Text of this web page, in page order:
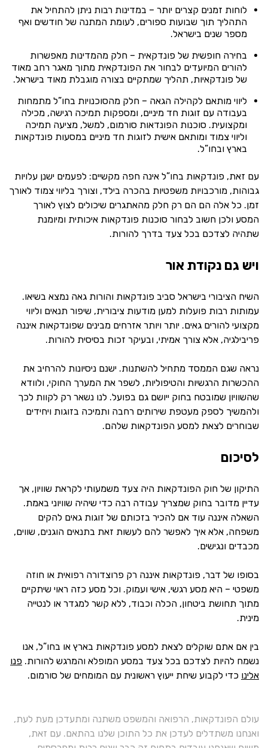
לוחות זמנים קצרים יותר – במדינות רבות ניתן להתחיל את
התהליך תוך שבועות ספורים, לעומת המתנה של חודשים ואף
מספר שנים בישראל.
בחירה חופשית של פונדקאית – חלק מהמדינות מאפשרות
להורים המיועדים לבחור את הפונדקאית מתוך מאגר רחב מאוד
של פונדקאיות, תהליך שמתקיים בצורה מוגבלת מאוד בישראל.
ליווי מותאם לקהילה הגאה – חלק מהסוכנויות בחו”ל מתמחות
בעבודה עם זוגות חד מיניים, ומספקות תמיכה רגישה, מכילה
ומקצועית. סוכנות הפונדאות סורמום, למשל, מציעה תמיכה
וליווי צמוד ומותאם אישית לזוגות חד מיניים במסעות פונדקאות
בארץ ובחו”ל.
עם זאת, פונדקאות בחו”ל אינה חפה מקשיים: לפעמים ישנן עלויות
גבוהות, מורכבויות משפטיות בהכרה בילד, וצורך בליווי צמוד לאורך
זמן. כל אלה הם הם רק חלק מהאתגרים שיכולים לצוץ לאורך
המסע ולכן חשוב לבחור סוכנות פונדקאות איכותית ומיומנת
שתהיה לצדכם בכל צעד בדרך להורות.
ויש גם נקודת אור
השיח הציבורי בישראל סביב פונדקאות והורות גאה נמצא בשיאו.
עמותות רבות פועלות למען מודעות ציבורית, שיפור תנאים וליווי
מקצועי להורים גאים. יותר ויותר אזרחים מבינים שפונדקאות איננה
פריבילגיה, אלא צורך אמיתי, ובעיקר זכות בסיסית להורות.
נראה שגם הממסד מתחיל להשתנות. ישנם ניסיונות להרחיב את
ההכשרות הרגשיות והטיפוליות, לשפר את המערך החוקי, ולוודא
שהשוויון שמובטח בחוק ייושם גם בפועל. לנו נשאר רק לקוות לכך
ולהמשיך לספק מעטפת שירותים רחבה ותמיכה בזוגות ויחידים
שבוחרים לצאת למסע הפונדקאות שלהם.
לסיכום
התיקון של חוק הפונדקאות היה צעד משמעותי לקראת שוויון, אך
עדיין מדובר בחוק שמצריך עבודה רבה כדי שיהיה שוויוני באמת.
השאלה איננה עוד אם להכיר בזכותם של זוגות גאים להקים
משפחה, אלא איך לאפשר להם לעשות זאת בתנאים הוגנים, שווים,
מכבדים ונגישים.
בסופו של דבר, פונדקאות איננה רק פרוצדורה רפואית או חוזה
משפטי – היא מסע רגשי, אישי ועמוק. וכל מסע כזה ראוי שיתקיים
מתוך תחושת ביטחון, הכלה וכבוד, ללא קשר למגדר או לנטייה
מינית.
בין אם אתם שוקלים לצאת למסע פונדקאות בארץ או בחו”ל, אנו
נשמח להיות לצדכם בכל צעד במסע המופלא והמרגש להורות. פנו
אלינו כדי לקבוע שיחת ייעוץ ראשונית עם המומחים של סורמום.
עולם הפונדקאות, הרפואה והמשפט משתנה ומתעדכן מעת לעת,
ואנחנו משתדלים לעדכן את כל התוכן שלנו בהתאם. עם זאת,